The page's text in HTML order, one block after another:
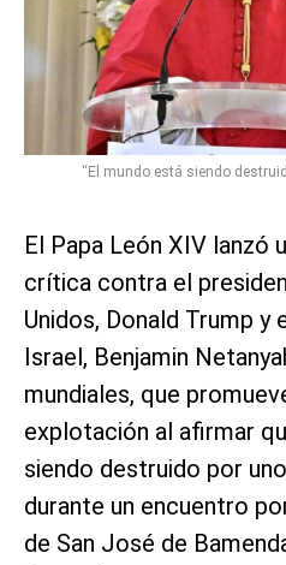
“El mundo está siendo
El Papa León XIV lanzó
crítica contra el
Unidos, Donald Trump
Israel, Benjamin
mundiales, que
explotación al afirmar
siendo destruido por
durante un encuentro
de San José de